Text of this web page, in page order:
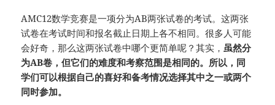
AMC12数学竞赛是一项分为AB两张试卷的考试。这两张
试卷在考试时间和报名截止日期上各不相同。很多人可能
会好奇，那么这两张试卷中哪个更简单呢？其实， 虽然分
为AB卷，但它们的难度和考察范围是相同的。所以，同
学们可以根据自己的喜好和备考情况选择其中之一或两个
同时参加。